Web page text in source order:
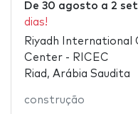
De 30 agosto a 2
dias!
Riyadh International
Center - RICEC
Riad, Arábia Saudita
construção